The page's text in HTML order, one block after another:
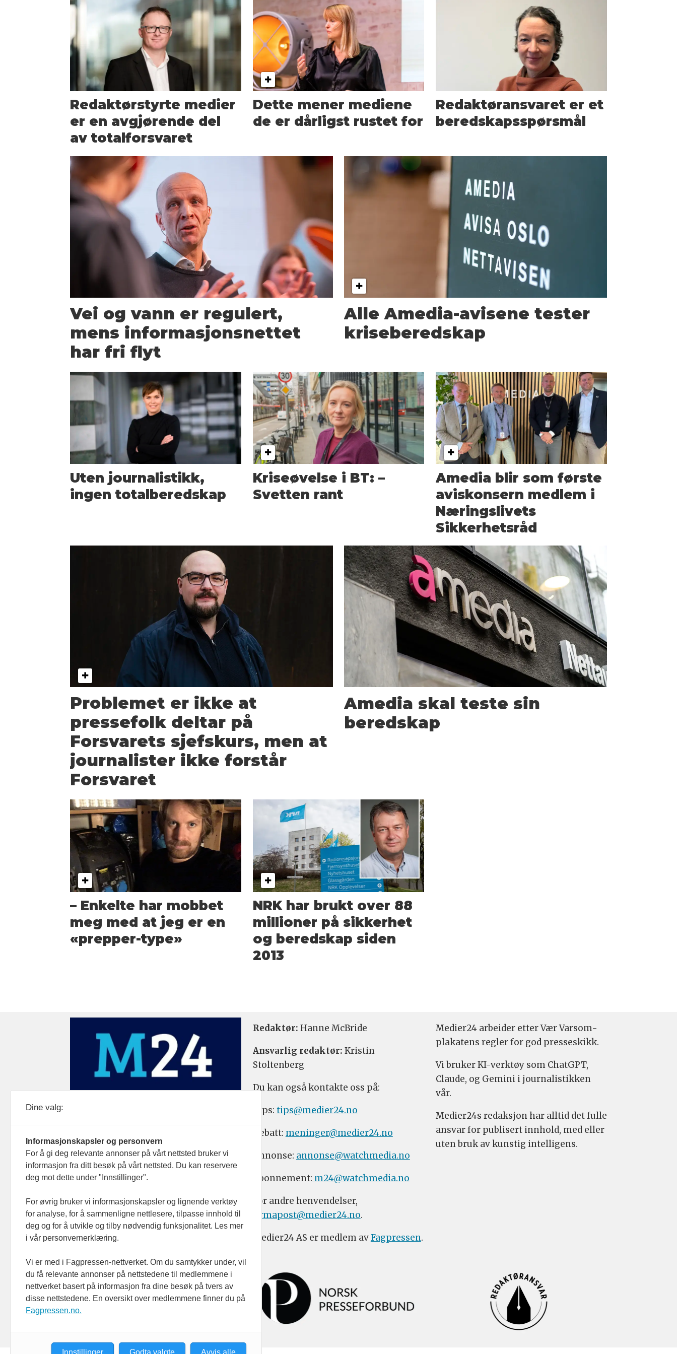
Redaktørstyrte medier
er en avgjørende del
av totalforsvaret
Dette mener mediene
de er dårligst rustet for
Redaktøransvaret er et
beredskapsspørsmål
Vei og vann er regulert,
mens informasjonsnettet
har fri flyt
Alle Amedia-avisene tester
kriseberedskap
Uten journalistikk,
ingen totalberedskap
Kriseøvelse i BT: –
Svetten rant
Amedia blir som første
aviskonsern medlem i
Næringslivets
Sikkerhetsråd
Problemet er ikke at
pressefolk deltar på
Forsvarets sjefskurs, men at
journalister ikke forstår
Forsvaret
Amedia skal teste sin
beredskap
– Enkelte har mobbet
meg med at jeg er en
«prepper-type»
NRK har brukt over 88
millioner på sikkerhet
og beredskap siden
2013
Redaktør: Hanne McBride
Ansvarlig redaktør: Kristin
Stoltenberg
Du kan også kontakte oss på:
Tips: tips@medier24.no
Debatt: meninger@medier24.no
Annonse: annonse@watchmedia.no
Abonnement: m24@watchmedia.no
For andre henvendelser,
firmapost@medier24.no.
Medier24 AS er medlem avFagpressen.
Medier24 arbeider etter Vær Varsom-
plakatens regler for god presseskikk.
Vi bruker KI-verktøy som ChatGPT,
Claude, og Gemini i journalistikken
vår.
Medier24s redaksjon har alltid det fulle
ansvar for publisert innhold, med eller
uten bruk av kunstig intelligens.
Dine valg:
Informasjonskapsler og personvern
For å gi deg relevante annonser på vårt nettsted bruker vi
informasjon fra ditt besøk på vårt nettsted. Du kan reservere
deg mot dette under "Innstillinger".
For øvrig bruker vi informasjonskapsler og lignende verktøy
for analyse, for å sammenligne nettlesere, tilpasse innhold til
deg og for å utvikle og tilby nødvendig funksjonalitet. Les mer
i vår personvernerklæring.
Vi er med i Fagpressen-nettverket. Om du samtykker under, vil
du få relevante annonser på nettstedene til medlemmene i
nettverket basert på informasjon fra dine besøk på tvers av
disse nettstedene. En oversikt over medlemmene finner du på
Fagpressen.no.
Avvis alle
Godta valgte
Innstillinger